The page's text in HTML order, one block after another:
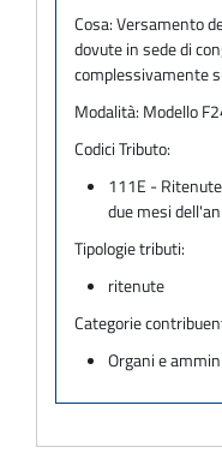
Cosa:Versamento
dovute in sede di
complessivamente
Modalità: Modello
Codici Tributo:
111E -
due mesi
Tipologie tributi:
ritenute
Categorie
Organi e